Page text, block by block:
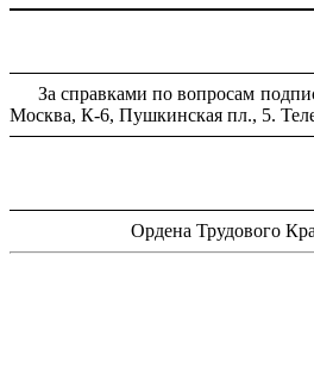
За справками по вопросам
Москва, К-6, Пушкинская пл., 5.
Ордена Трудового